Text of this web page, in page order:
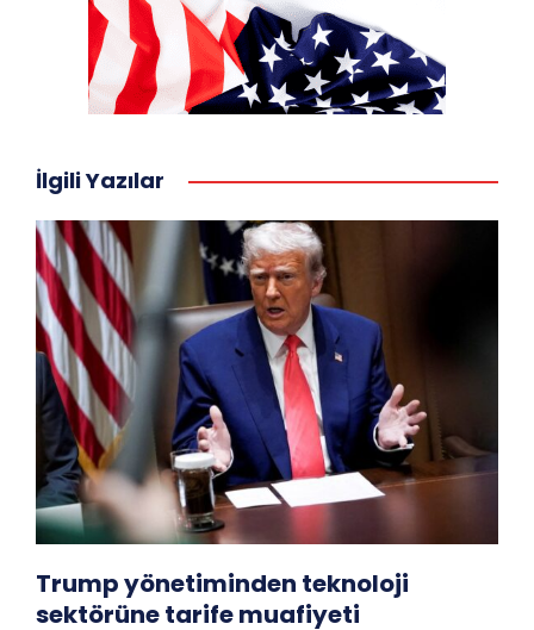
İlgili Yazılar
Trump yönetiminden teknoloji
sektörüne tarife muafiyeti